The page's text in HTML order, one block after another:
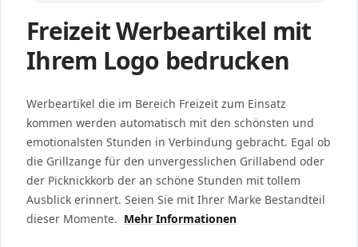
Freizeit Werbeartikel mit
Ihrem Logo bedrucken
Werbeartikel die im Bereich Freizeit zum Einsatz
kommen werden automatisch mit den schönsten und
emotionalsten Stunden in Verbindung gebracht. Egal ob
die Grillzange für den unvergesslichen Grillabend oder
der Picknickkorb der an schöne Stunden mit tollem
Ausblick erinnert. Seien Sie mit Ihrer Marke Bestandteil
dieser Momente. Mehr Informationen